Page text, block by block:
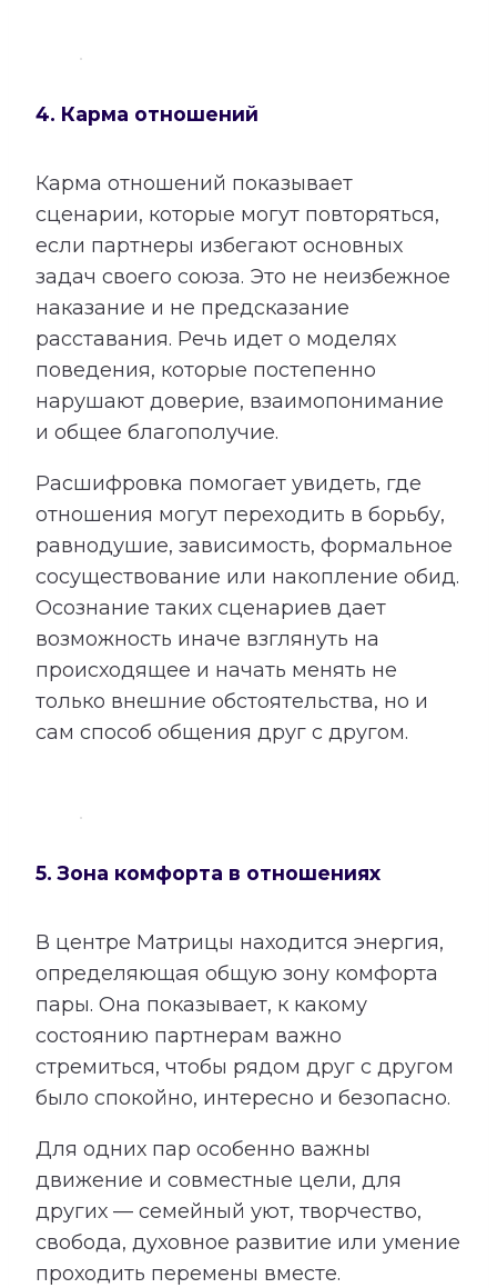
4. Карма отношений
Карма отношений показывает
сценарии, которые могут повторяться,
если партнеры избегают основных
задач своего союза. Это не неизбежное
наказание и не предсказание
расставания. Речь идет о моделях
поведения, которые постепенно
нарушают доверие, взаимопонимание
и общее благополучие.
Расшифровка помогает увидеть, где
отношения могут переходить в борьбу,
равнодушие, зависимость, формальное
сосуществование или накопление обид.
Осознание таких сценариев дает
возможность иначе взглянуть на
происходящее и начать менять не
только внешние обстоятельства, но и
сам способ общения друг с другом.
5. Зона комфорта в отношениях
В центре Матрицы находится энергия,
определяющая общую зону комфорта
пары. Она показывает, к какому
состоянию партнерам важно
стремиться, чтобы рядом друг с другом
было спокойно, интересно и безопасно.
Для одних пар особенно важны
движение и совместные цели, для
других — семейный уют, творчество,
свобода, духовное развитие или умение
проходить перемены вместе.